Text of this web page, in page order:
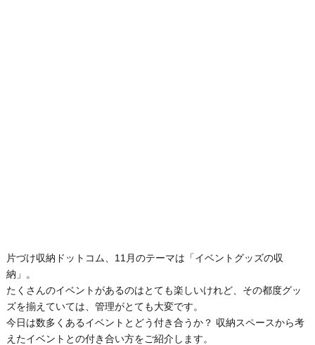
片づけ収納ドットコム、11月のテーマは「イベントグッズの収
納」。
たくさんのイベントがあるのはとても楽しいけれど、その都度グッ
ズを揃えていては、管理がとても大変です。
今日は数多くあるイベントとどう付き合うか？ 収納スペースから考
えたイベントとの付き合い方をご紹介します。